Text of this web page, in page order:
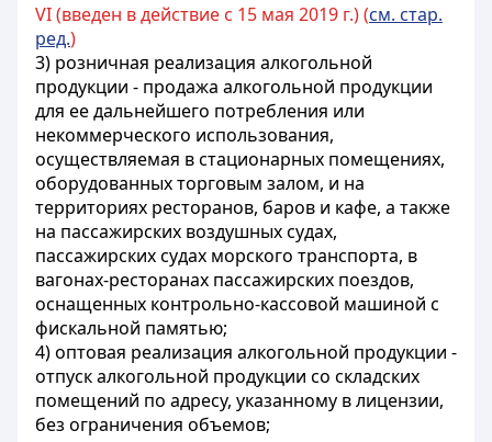
VI (введен в действие с 15 мая 2019 г.) (см. стар.
ред.)
3) розничная реализация алкогольной
продукции - продажа алкогольной продукции
для ее дальнейшего потребления или
некоммерческого использования,
осуществляемая в стационарных помещениях,
оборудованных торговым залом, и на
территориях ресторанов, баров и кафе, а также
на пассажирских воздушных судах,
пассажирских судах морского транспорта, в
вагонах-ресторанах пассажирских поездов,
оснащенных контрольно-кассовой машиной с
фискальной памятью;
4) оптовая реализация алкогольной продукции -
отпуск алкогольной продукции со складских
помещений по адресу, указанному в лицензии,
без ограничения объемов;